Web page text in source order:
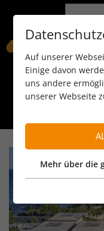
Auf unserer
Einige davon
uns andere
unserer Webseite
Mehr über die